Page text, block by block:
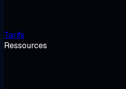
Tarifs
Ressources